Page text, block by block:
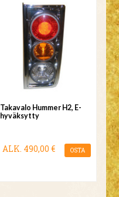
Takavalo Hummer H2, E-
hyväksytty
ALK. 490,00 € OSTA